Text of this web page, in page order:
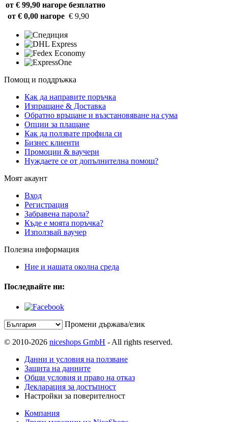
от € 99,90 нагоре безплатно
от € 0,00 нагоре € 9,90
Помощ и поддръжка
Как да направите поръчка
Изпращане & Доставка
Обратно връщане и възстановяване на сума
Опции за плащане
Как да ползвате профила си
Бизнес клиенти
Промоции & ваучери
Нуждаете се от допълнителна помощ?
Моят акаунт
Вход
Регистрация
Забравена парола?
Къде е моята поръчка?
Използвай ваучер
Полезна информация
Ние и нашата околна среда
Последвайте ни:
Промени държава/език
© 2010-2026 niceshops GmbH - All rights reserved.
Данни и условия на ползване
Защита на данните
Общи условия и право на отказ
Декларация за достъпност
Настройки за поверителност
Компания